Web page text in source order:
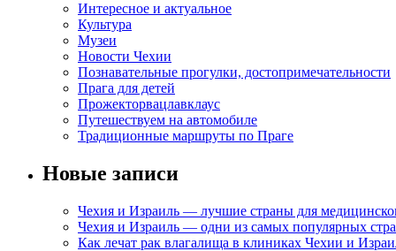
Интересное и актуальное
Культура
Музеи
Новости Чехии
Познавательные прогулки, достопримечательности
Прага для детей
Прожекторвацлавклаус
Путешествуем на автомобиле
Традиционные маршруты по Праге
Новые записи
Чехия и Израиль — лучшие страны для
Чехия и Израиль — одни из самых популярных
Как лечат рак влагалища в клиниках Чехии и